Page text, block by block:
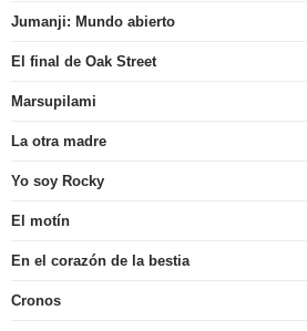
Jumanji: Mundo abierto
El final de Oak Street
Marsupilami
La otra madre
Yo soy Rocky
El motín
En el corazón de la bestia
Cronos